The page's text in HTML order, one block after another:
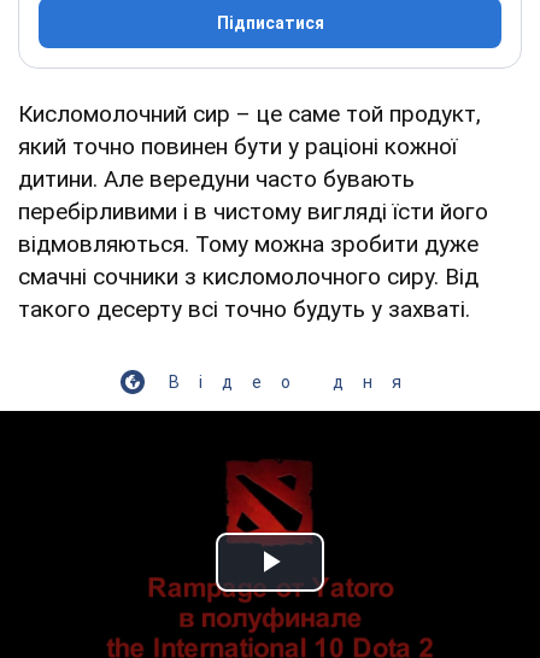
Підписатися
Кисломолочний сир – це саме той продукт,
який точно повинен бути у раціоні кожної
дитини. Але вередуни часто бувають
перебірливими і в чистому вигляді їсти його
відмовляються. Тому можна зробити дуже
смачні сочники з кисломолочного сиру. Від
такого десерту всі точно будуть у захваті.
Відео дня
Play Video